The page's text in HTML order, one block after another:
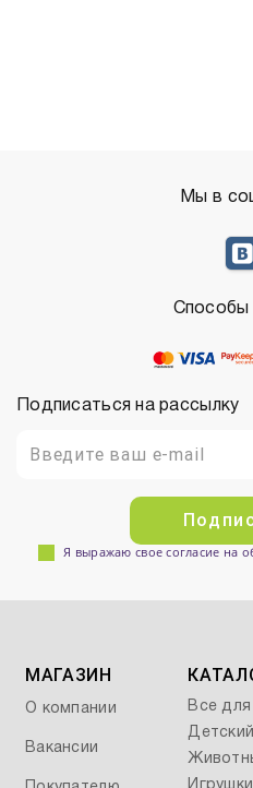
Мы в
Подписаться на рассылку
Я выражаю свое согласие на
Способы
МАГАЗИН
О компании
Вакансии
Все